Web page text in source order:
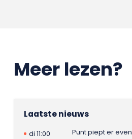
Meer lezen?
Laatste nieuws
di 11:00
Punt piept er